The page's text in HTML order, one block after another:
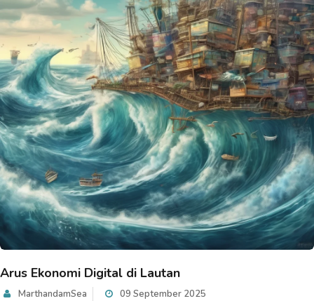
Arus Ekonomi Digital di Lautan
MarthandamSea 09 September 2025